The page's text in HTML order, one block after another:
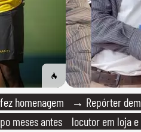
homenagem
meses antes
→ Repórter
locutor em loja